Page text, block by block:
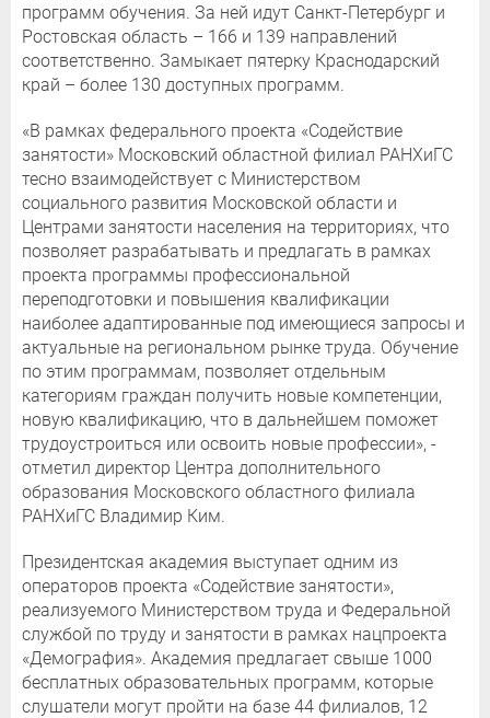
программ обучения. За ней идут Санкт-Петербург и
Ростовская область – 166 и 139 направлений
соответственно. Замыкает пятерку Краснодарский
край – более 130 доступных программ.
«В рамках федерального проекта «Содействие
занятости» Московский областной филиал РАНХиГС
тесно взаимодействует с Министерством
социального развития Московской области и
Центрами занятости населения на территориях, что
позволяет разрабатывать и предлагать в рамках
проекта программы профессиональной
переподготовки и повышения квалификации
наиболее адаптированные под имеющиеся запросы и
актуальные на региональном рынке труда. Обучение
по этим программам, позволяет отдельным
категориям граждан получить новые компетенции,
новую квалификацию, что в дальнейшем поможет
трудоустроиться или освоить новые профессии», -
отметил директор Центра дополнительного
образования Московского областного филиала
РАНХиГС Владимир Ким.
Президентская академия выступает одним из
операторов проекта «Содействие занятости»,
реализуемого Министерством труда и Федеральной
службой по труду и занятости в рамках нацпроекта
«Демография». Академия предлагает свыше 1000
бесплатных образовательных программ, которые
слушатели могут пройти на базе 44 филиалов, 12